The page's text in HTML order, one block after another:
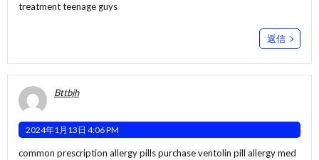
treatment teenage guys
返信
Bttbjh
2024年1月13日 4:06 PM
common prescription allergy pillspurchase ventolin pill allergy med